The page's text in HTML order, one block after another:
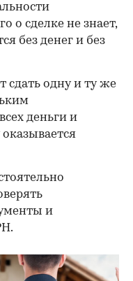
о сделке не знает,
без денег и без
сдать одну и ту же
деньги и
оказывается
и